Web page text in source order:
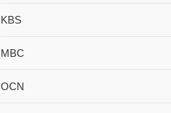
KBS
MBC
OCN